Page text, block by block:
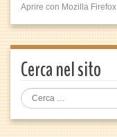
Aprire con Mozilla Firefox
Cerca nel sito